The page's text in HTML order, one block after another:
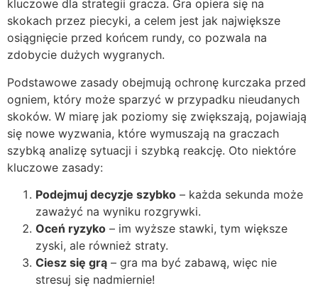
kluczowe dla strategii gracza. Gra opiera się na
skokach przez piecyki, a celem jest jak największe
osiągnięcie przed końcem rundy, co pozwala na
zdobycie dużych wygranych.
Podstawowe zasady obejmują ochronę kurczaka przed
ogniem, który może sparzyć w przypadku nieudanych
skoków. W miarę jak poziomy się zwiększają, pojawiają
się nowe wyzwania, które wymuszają na graczach
szybką analizę sytuacji i szybką reakcję. Oto niektóre
kluczowe zasady:
Podejmuj decyzje szybko – każda sekunda może
zaważyć na wyniku rozgrywki.
Oceń ryzyko – im wyższe stawki, tym większe
zyski, ale również straty.
Ciesz się grą – gra ma być zabawą, więc nie
stresuj się nadmiernie!